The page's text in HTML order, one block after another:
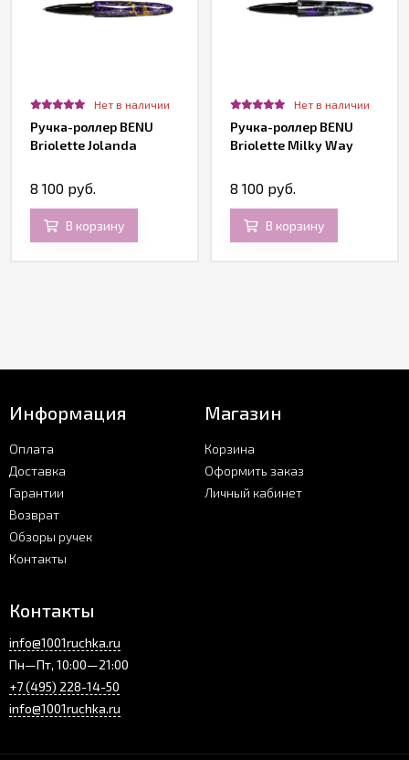
Нет в наличии
Ручка-роллер BENU
Briolette Jolanda
8 100 руб.
В корзину
Нет в наличии
Ручка-роллер BENU
Briolette Milky Way
8 100 руб.
В корзину
Информация
Оплата
Доставка
Гарантии
Возврат
Обзоры ручек
Контакты
Магазин
Корзина
Оформить заказ
Личный кабинет
Контакты
info@1001ruchka.ru
Пн—Пт, 10:00—21:00
+7 (495) 228-14-50
info@1001ruchka.ru